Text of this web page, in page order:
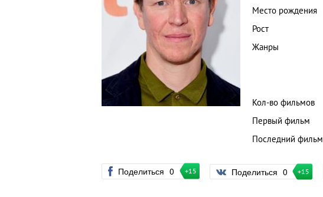
Место рождения
Рост
Жанры
Кол-во фильмов
Первый фильм
Последний фильм
Поделиться 0 +15 Поделиться 0 +15